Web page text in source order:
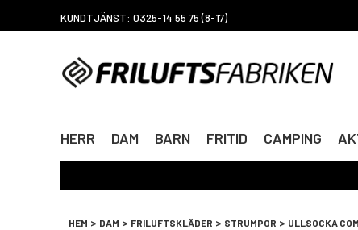
KUNDTJÄNST: 0325-14 55 75 (8-17)
HERR DAM BARN FRITID CAMPING
HEM > DAM > FRILUFTSKLÄDER > STRUMPOR > ULLSOCKA